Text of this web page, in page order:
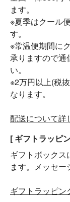
ます。
※夏季はクール
す。
※常温便期間に
承りますので通
い。
※2万円以上(税
なります。
配送について詳
[ ギフトラッピ
ギフトボックス
ます。メッセー
ギフトラッピン